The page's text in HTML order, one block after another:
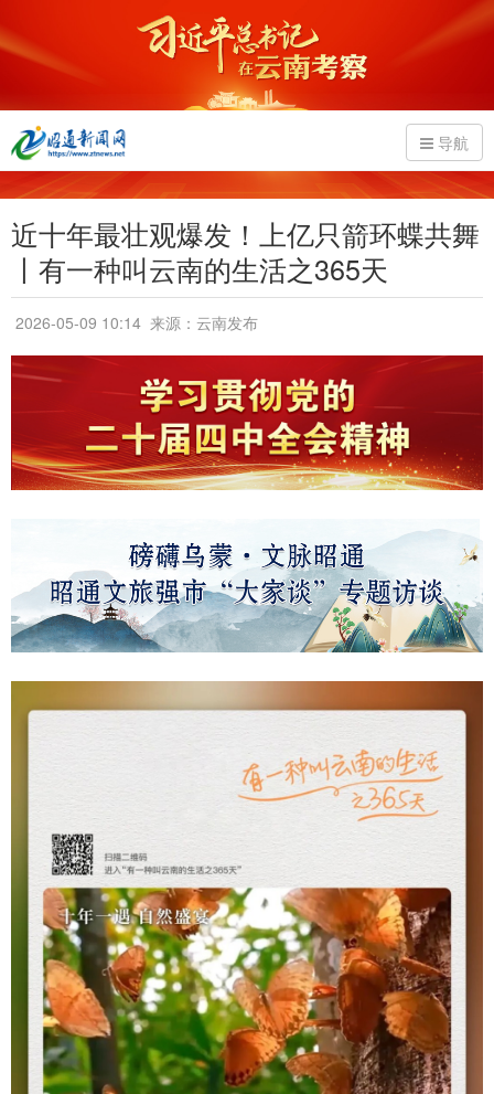
导航
近十年最壮观爆发！上亿只箭环蝶共舞
丨有一种叫云南的生活之365天
2026-05-09 10:14 来源：云南发布